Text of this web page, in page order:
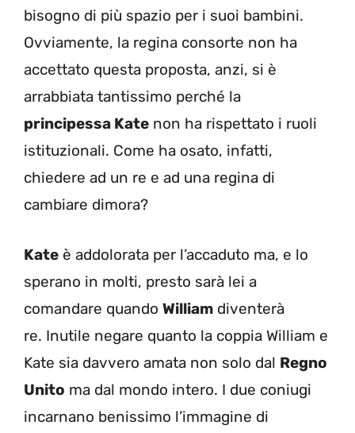
bisogno di più spazio per i suoi bambini.
Ovviamente, la regina consorte non ha
accettato questa proposta, anzi, si è
arrabbiata tantissimo perché la
principessa Kate non ha rispettato i ruoli
istituzionali. Come ha osato, infatti,
chiedere ad un re e ad una regina di
cambiare dimora?
Kate è addolorata per l’accaduto ma, e lo
sperano in molti, presto sarà lei a
comandare quando William diventerà
re. Inutile negare quanto la coppia William e
Kate sia davvero amata non solo dal Regno
Unito ma dal mondo intero. I due coniugi
incarnano benissimo l’immagine di